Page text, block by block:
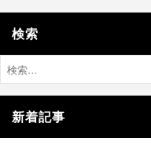
シ
ョ
ン
検索
検
索:
新着記事